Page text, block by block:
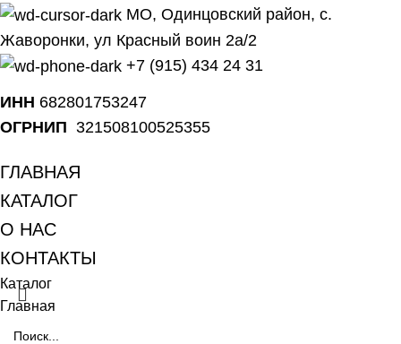
МО, Одинцовский район, с.
Жаворонки, ул Красный воин 2а/2
+7 (915) 434 24 31
ИНН 682801753247
ОГРНИП 321508100525355
ГЛАВНАЯ
КАТАЛОГ
О НАС
КОНТАКТЫ
Каталог
Главная